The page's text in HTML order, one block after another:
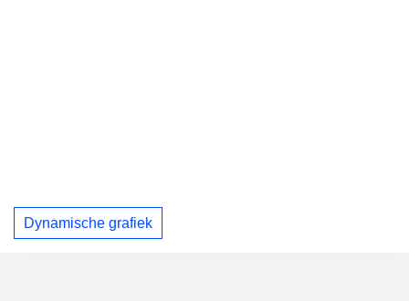
Dynamische grafiek